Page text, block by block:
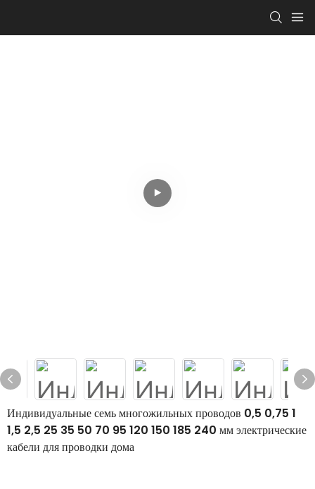
Индивидуальные семь многожильных проводов 0,5 0,75 1
1,5 2,5 25 35 50 70 95 120 150 185 240 мм электрические
кабели для проводки дома